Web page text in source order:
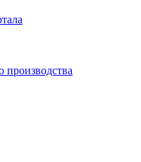
производства